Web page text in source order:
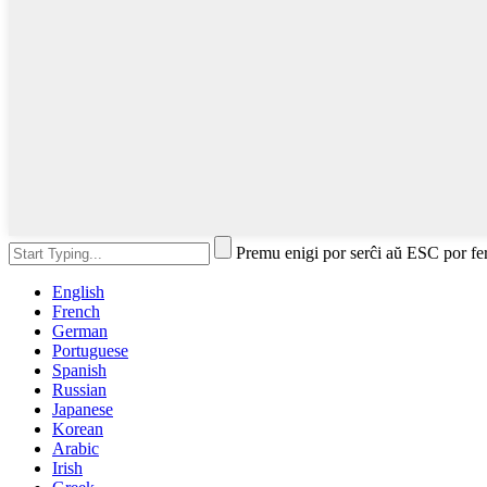
Premu enigi por serĉi aŭ ESC por
English
French
German
Portuguese
Spanish
Russian
Japanese
Korean
Arabic
Irish